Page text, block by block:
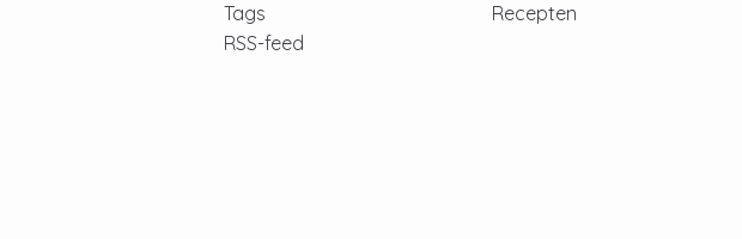
Tags
RSS-feed
Recepten